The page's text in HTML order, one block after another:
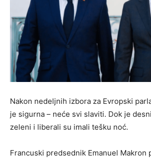
Nakon nedeljnih izbora za Evropski
je sigurna – neće svi slaviti. Dok je
zeleni i liberali su imali tešku noć.
Francuski predsednik Emanuel Makron